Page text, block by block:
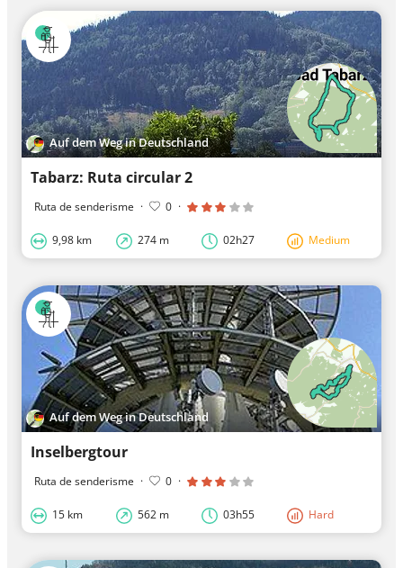
Auf dem Weg in Deutschland
Tabarz: Ruta circular 2
Ruta de senderisme · 0 ·
9,98 km 274 m 02h27 Medium
Auf dem Weg in Deutschland
Inselbergtour
Ruta de senderisme · 0 ·
15 km 562 m 03h55 Hard